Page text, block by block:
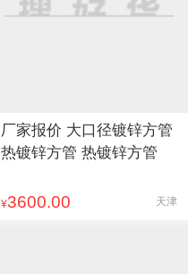
厂家报价 大口径镀锌方管
热镀锌方管 热镀锌方管
¥3600.00 天津